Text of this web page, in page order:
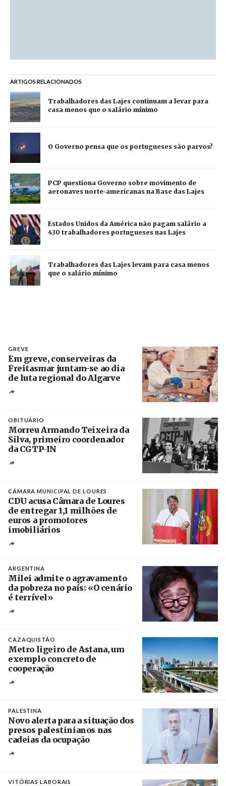
ARTIGOS RELACIONADOS
Trabalhadores das Lajes continuam a levar para
casa menos que o salário mínimo
O Governo pensa que os portugueses são parvos?
PCP questiona Governo sobre movimento de
aeronaves norte-americanas na Base das Lajes
Estados Unidos da América não pagam salário a
430 trabalhadores portugueses nas Lajes
Trabalhadores das Lajes levam para casa menos
que o salário mínimo
GREVE
Em greve, conserveiras da
Freitasmar juntam-se ao dia
de luta regional do Algarve
OBITUÁRIO
Morreu Armando Teixeira da
Silva, primeiro coordenador
da CGTP-IN
CÂMARA MUNICIPAL DE LOURES
CDU acusa Câmara de Loures
de entregar 1,1 milhões de
euros a promotores
imobiliários
ARGENTINA
Milei admite o agravamento
da pobreza no país: «O cenário
é terrível»
CAZAQUISTÃO
Metro ligeiro de Astana, um
exemplo concreto de
cooperação
PALESTINA
Novo alerta para a situação dos
presos palestinianos nas
cadeias da ocupação
VITÓRIAS LABORAIS